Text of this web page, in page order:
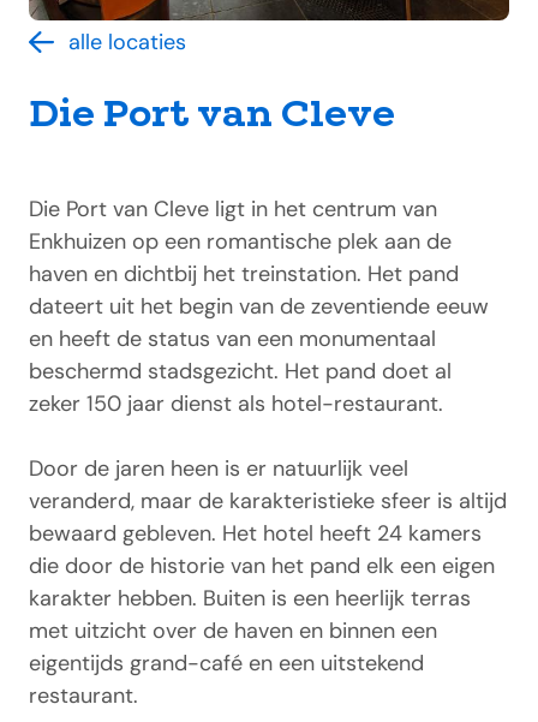
alle locaties
Die Port van Cleve
Die Port van Cleve ligt in het centrum van
Enkhuizen op een romantische plek aan de
haven en dichtbij het treinstation. Het pand
dateert uit het begin van de zeventiende eeuw
en heeft de status van een monumentaal
beschermd stadsgezicht. Het pand doet al
zeker 150 jaar dienst als hotel-restaurant.
Door de jaren heen is er natuurlijk veel
veranderd, maar de karakteristieke sfeer is altijd
bewaard gebleven. Het hotel heeft 24 kamers
die door de historie van het pand elk een eigen
karakter hebben. Buiten is een heerlijk terras
met uitzicht over de haven en binnen een
eigentijds grand-café en een uitstekend
restaurant.